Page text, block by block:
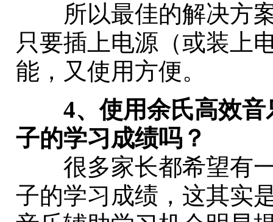
所以最佳的解决方案
只要插上电源（或装上
能，又使用方便。
4、使用余氏高效
子的学习成绩吗？
很多家长都希望有一
子的学习成绩，这其实